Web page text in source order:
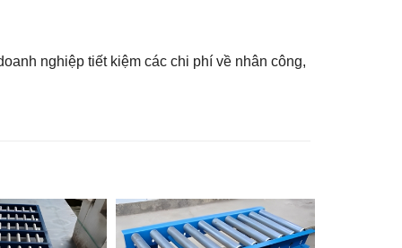
nghiệp tiết kiệm các chi phí về nhân công,